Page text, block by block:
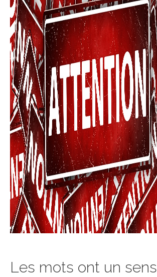
Les mots ont un sens